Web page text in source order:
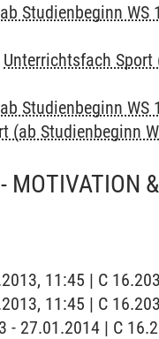
Studienbeginn WS
Unterrichtsfach Sport
Studienbeginn WS
(ab Studienbeginn
MOTIVATION
11:45 | C
11:45 | C
27.01.2014 | C